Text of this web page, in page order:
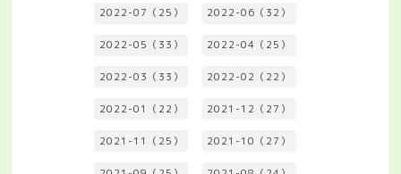
2022-07（25） 2022-06（32）
2022-05（33） 2022-04（25）
2022-03（33） 2022-02（22）
2022-01（22） 2021-12（27）
2021-11（25） 2021-10（27）